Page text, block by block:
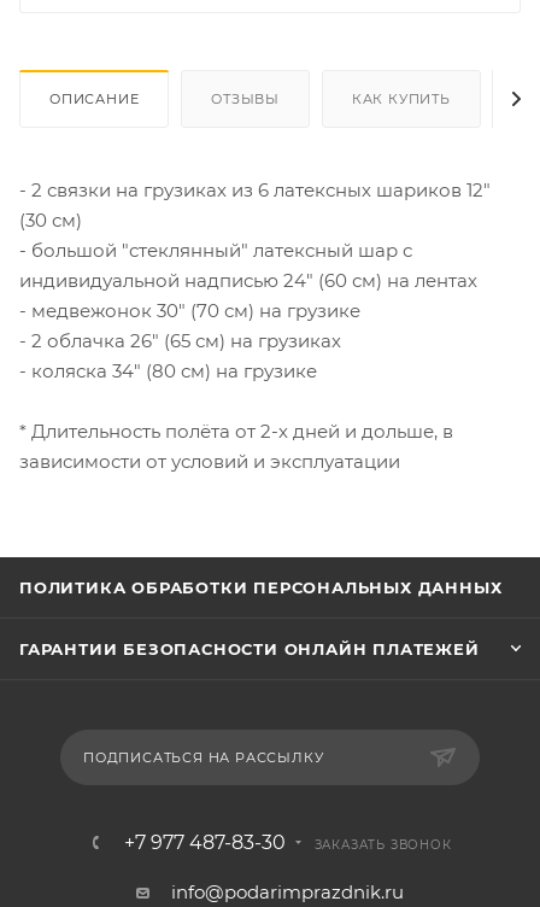
ОПИСАНИЕ ОТЗЫВЫ КАК КУПИТЬ
- 2 связки на грузиках из 6 латексных шариков 12"
(30 см)
- большой "стеклянный" латексный шар с
индивидуальной надписью 24" (60 см) на лентах
- медвежонок 30" (70 см) на грузике
- 2 облачка 26" (65 см) на грузиках
- коляска 34" (80 см) на грузике
* Длительность полёта от 2-х дней и дольше, в
зависимости от условий и эксплуатации
ПОЛИТИКА ОБРАБОТКИ ПЕРСОНАЛЬНЫХ ДАННЫХ
ГАРАНТИИ БЕЗОПАСНОСТИ ОНЛАЙН ПЛАТЕЖЕЙ
ПОДПИСАТЬСЯ НА РАССЫЛКУ
+7 977 487-83-30 ЗАКАЗАТЬ ЗВОНОК
info@podarimprazdnik.ru